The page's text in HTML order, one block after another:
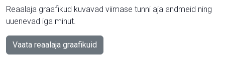
Reaalaja graafikud kuvavad viimase tunni aja andmeid ning
uuenevad iga minut.
Vaata reaalaja graafikuid